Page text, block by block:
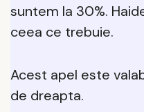
suntem la 30%.
ceea ce trebuie.
Acest apel este
de dreapta.